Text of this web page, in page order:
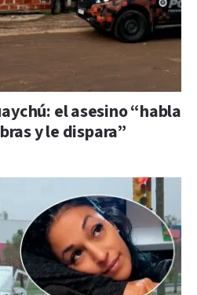
el asesino “habla
y le dispara”